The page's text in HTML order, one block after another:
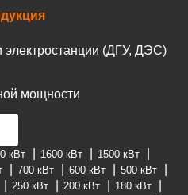
электростанции (ДГУ, ДЭС)
мощности
кВт 1600 кВт
1500 кВт
700 кВт 600 кВт
500 кВт
250 кВт 200 кВт
180 кВт